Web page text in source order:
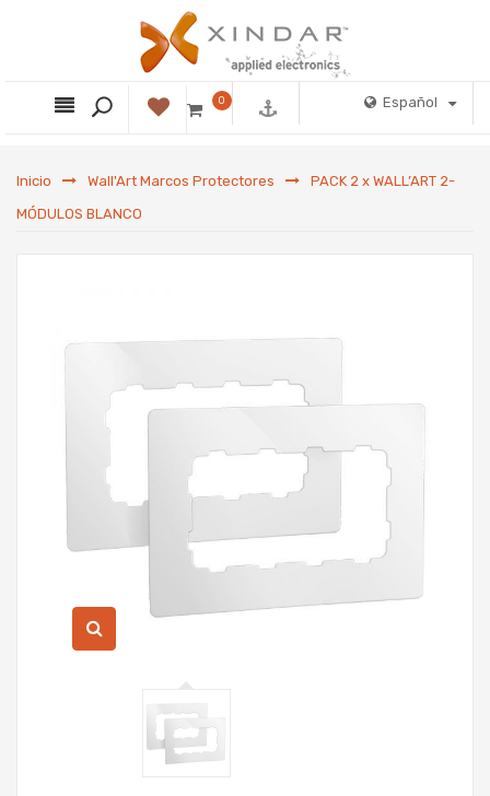
0 Español
Inicio Wall'Art Marcos Protectores
PACK 2 x WALL’ART 2-
MÓDULOS BLANCO